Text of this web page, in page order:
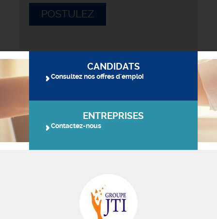
POSTULEZ
CANDIDATS
Consultez nos offres d'emploi
ENTREPRISES
Contactez-nous